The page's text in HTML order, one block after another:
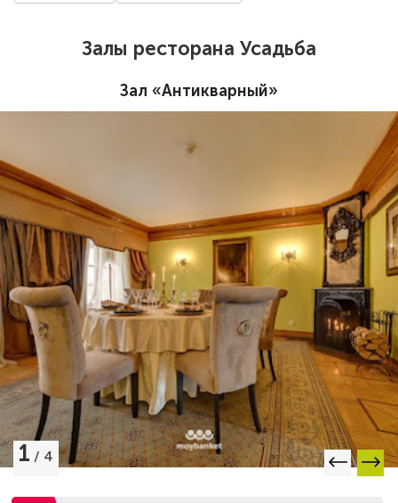
Залы ресторана Усадьба
Зал «Антикварный»
1 / 4